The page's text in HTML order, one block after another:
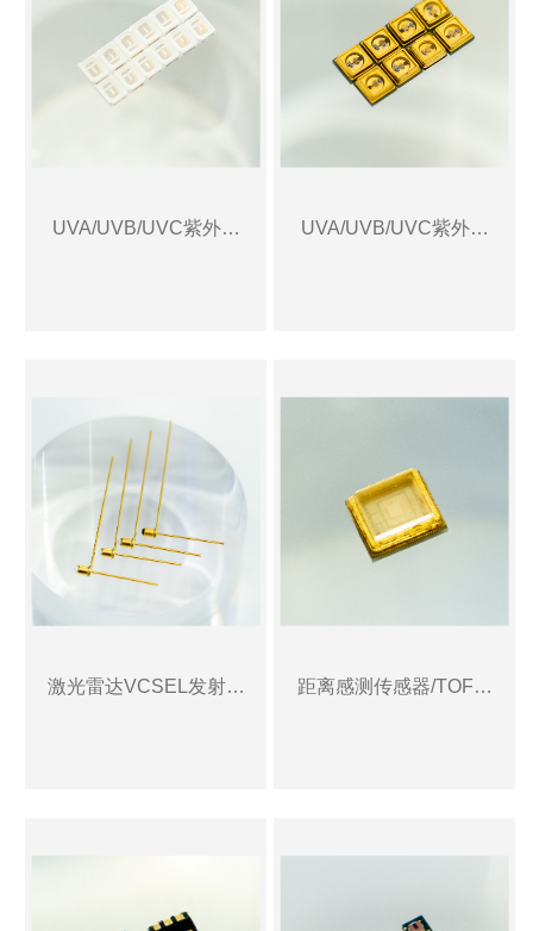
UVA/UVB/UVC紫外光
UVA/UVB/UVC紫外光
激光雷达VCSEL发射传
距离感测传感器/TOF发